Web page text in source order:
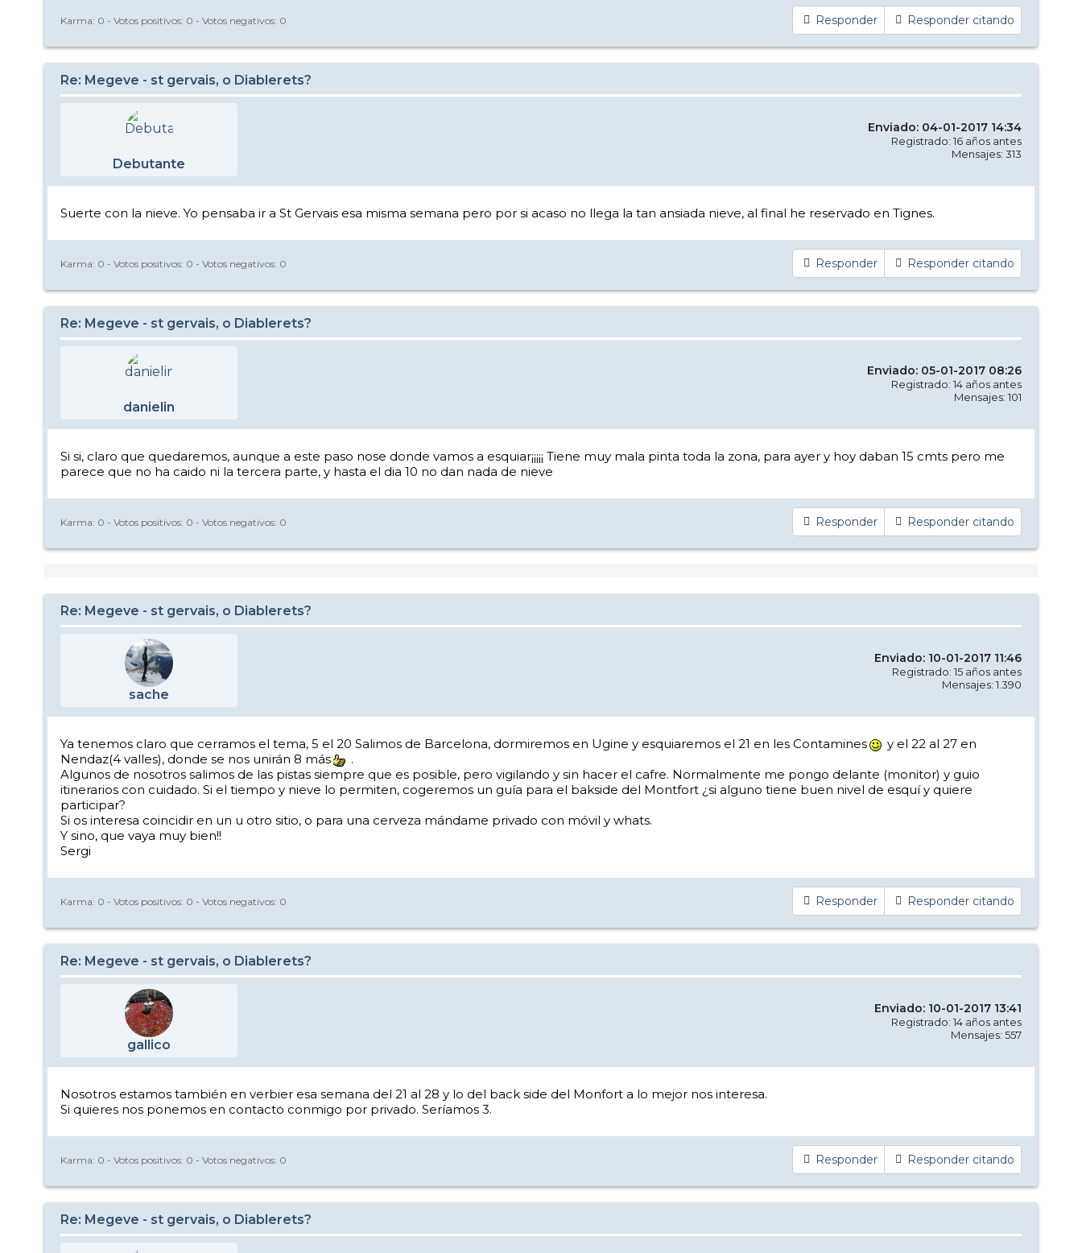
Responder Responder citando
Karma: 0 - Votos positivos: 0 - Votos negativos: 0
Re: Megeve - st gervais, o Diablerets?
Debutante
Enviado: 04-01-2017 14:34
Registrado: 16 años antes
Mensajes: 313
Suerte con la nieve. Yo pensaba ir a St Gervais esa misma semana pero por si acaso no llega la tan ansiada nieve, al final he reservado en Tignes.
Responder Responder citando
Karma: 0 - Votos positivos: 0 - Votos negativos: 0
Re: Megeve - st gervais, o Diablerets?
danielin
Enviado: 05-01-2017 08:26
Registrado: 14 años antes
Mensajes: 101
Si si, claro que quedaremos, aunque a este paso nose donde vamos a esquiar¡¡¡¡¡ Tiene muy mala pinta toda la zona, para ayer y hoy daban 15 cmts pero me
parece que no ha caido ni la tercera parte, y hasta el dia 10 no dan nada de nieve
Responder Responder citando
Karma: 0 - Votos positivos: 0 - Votos negativos: 0
Re: Megeve - st gervais, o Diablerets?
sache
Enviado: 10-01-2017 11:46
Registrado: 15 años antes
Mensajes: 1.390
Ya tenemos claro que cerramos el tema, 5 el 20 Salimos de Barcelona, dormiremos en Ugine y esquiaremos el 21 en les Contamines
y el 22 al 27 en
Nendaz(4 valles), donde se nos unirán 8 más
.
Algunos de nosotros salimos de las pistas siempre que es posible, pero vigilando y sin hacer el cafre. Normalmente me pongo delante (monitor) y guio
itinerarios con cuidado. Si el tiempo y nieve lo permiten, cogeremos un guía para el bakside del Montfort ¿si alguno tiene buen nivel de esquí y quiere
participar?
Si os interesa coincidir en un u otro sitio, o para una cerveza mándame privado con móvil y whats.
Y sino, que vaya muy bien!!
Sergi
Responder Responder citando
Karma: 0 - Votos positivos: 0 - Votos negativos: 0
Re: Megeve - st gervais, o Diablerets?
gallico
Enviado: 10-01-2017 13:41
Registrado: 14 años antes
Mensajes: 557
Nosotros estamos también en verbier esa semana del 21 al 28 y lo del back side del Monfort a lo mejor nos interesa.
Si quieres nos ponemos en contacto conmigo por privado. Seríamos 3.
Responder Responder citando
Karma: 0 - Votos positivos: 0 - Votos negativos: 0
Re: Megeve - st gervais, o Diablerets?